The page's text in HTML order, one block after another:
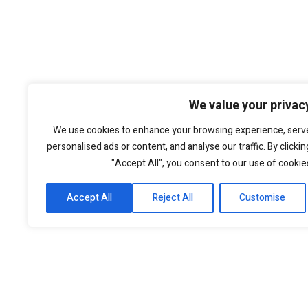
We value your
We use cookies to enhance your browsing experience,
personalised ads or content, and analyse our traffic. By
"Accept All", you consent to our use of
Customise
Reject All
Accept All